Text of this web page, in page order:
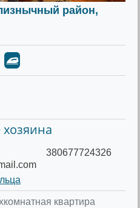
район,
380677724326
квартира